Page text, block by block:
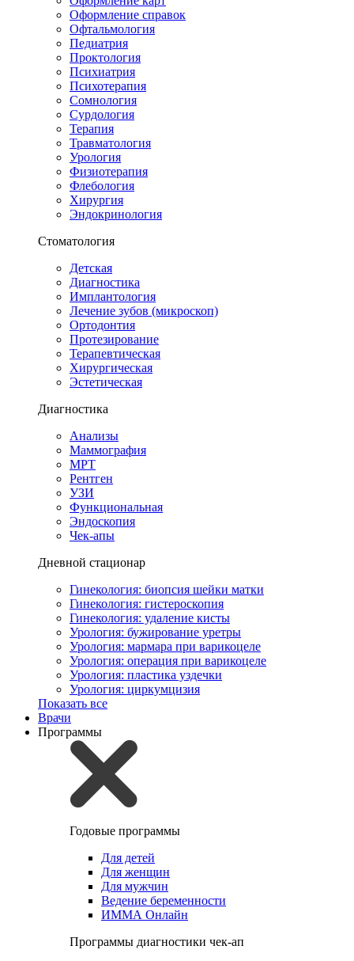
Оформление справок
Офтальмология
Педиатрия
Проктология
Психиатрия
Психотерапия
Сомнология
Сурдология
Терапия
Травматология
Урология
Физиотерапия
Флебология
Хирургия
Эндокринология
Стоматология
Детская
Диагностика
Имплантология
Лечение зубов (микроскоп)
Ортодонтия
Протезирование
Терапевтическая
Хирургическая
Эстетическая
Диагностика
Анализы
Маммография
МРТ
Рентген
УЗИ
Функциональная
Эндоскопия
Чек-апы
Дневной стационар
Гинекология: биопсия шейки матки
Гинекология: гистероскопия
Гинекология: удаление кисты
Урология: бужирование уретры
Урология: мармара при варикоцеле
Урология: операция при варикоцеле
Урология: пластика уздечки
Урология: циркумцизия
Показать все
Врачи
Программы
Годовые программы
Для детей
Для женщин
Для мужчин
Ведение беременности
ИММА Онлайн
Программы диагностики чек-ап